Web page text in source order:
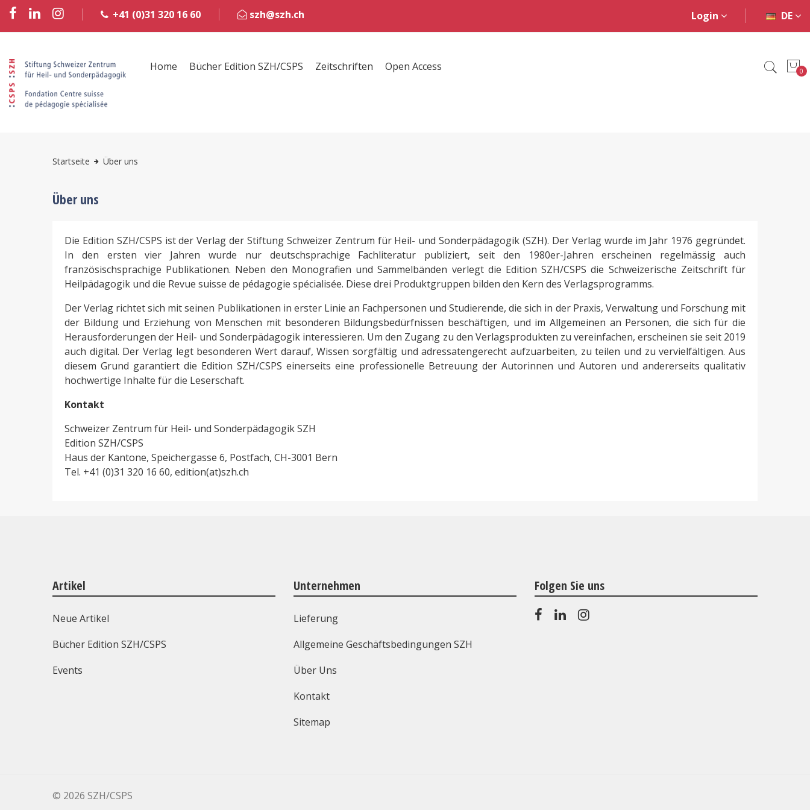
+41 (0)31 320 16 60 szh@szh.ch DE
Login
Home Bücher Edition SZH/CSPS Zeitschriften Open Access 0
Startseite Über uns
Über uns
Die Edition SZH/CSPS ist der Verlag der Stiftung Schweizer Zentrum für Heil- und Sonderpädagogik (SZH). Der Verlag wurde im Jahr 1976 gegründet.
In den ersten vier Jahren wurde nur deutschsprachige Fachliteratur publiziert, seit den 1980er-Jahren erscheinen regelmässig auch
französischsprachige Publikationen. Neben den Monografien und Sammelbänden verlegt die Edition SZH/CSPS die Schweizerische Zeitschrift für
Heilpädagogik und die Revue suisse de pédagogie spécialisée. Diese drei Produktgruppen bilden den Kern des Verlagsprogramms.
Der Verlag richtet sich mit seinen Publikationen in erster Linie an Fachpersonen und Studierende, die sich in der Praxis, Verwaltung und Forschung mit
der Bildung und Erziehung von Menschen mit besonderen Bildungsbedürfnissen beschäftigen, und im Allgemeinen an Personen, die sich für die
Herausforderungen der Heil- und Sonderpädagogik interessieren. Um den Zugang zu den Verlagsprodukten zu vereinfachen, erscheinen sie seit 2019
auch digital. Der Verlag legt besonderen Wert darauf, Wissen sorgfältig und adressatengerecht aufzuarbeiten, zu teilen und zu vervielfältigen. Aus
diesem Grund garantiert die Edition SZH/CSPS einerseits eine professionelle Betreuung der Autorinnen und Autoren und andererseits qualitativ
hochwertige Inhalte für die Leserschaft.
Kontakt
Schweizer Zentrum für Heil- und Sonderpädagogik SZH
Edition SZH/CSPS
Haus der Kantone, Speichergasse 6, Postfach, CH-3001 Bern
Tel. +41 (0)31 320 16 60, edition(at)szh.ch
Artikel
Neue Artikel
Bücher Edition SZH/CSPS
Events
Unternehmen
Lieferung
Allgemeine Geschäftsbedingungen SZH
Über Uns
Kontakt
Sitemap
Folgen Sie uns
© 2026 SZH/CSPS